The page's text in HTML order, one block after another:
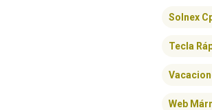
Solnex
Tecla
Web